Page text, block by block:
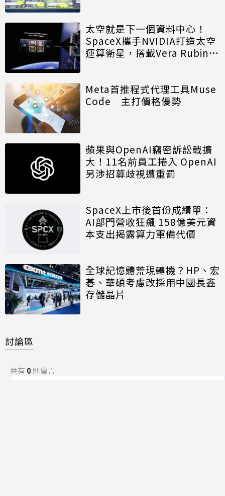
太空就是下一個資料中心！
SpaceX攜手NVIDIA打造太空
運算衛星，搭載Vera Rubin運
Meta首推程式代理工具Muse
Code 主打價格優勢
蘋果與OpenAI竊密訴訟戰擴
大！11名前員工捲入 OpenAI
另涉招募歧視遭重罰
SpaceX上市後首份成績單：
AI部門營收狂飆 158億美元資
本支出揭露算力軍備代價
全球記憶體荒現轉機？HP、宏
碁、華碩考慮改採用中國長鑫
存儲晶片
討論區
共有 0則留言